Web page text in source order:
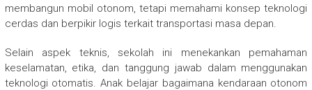
membangun mobil otonom, tetapi memahami konsep teknologi
cerdas dan berpikir logis terkait transportasi masa depan.
Selain aspek teknis, sekolah ini menekankan pemahaman
keselamatan, etika, dan tanggung jawab dalam menggunakan
teknologi otomatis. Anak belajar bagaimana kendaraan otonom